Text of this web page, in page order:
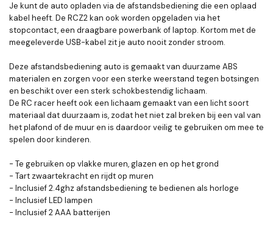
Je kunt de auto opladen via de afstandsbediening die een oplaad
kabel heeft. De RCZ2 kan ook worden opgeladen via het
stopcontact, een draagbare powerbank of laptop. Kortom met de
meegeleverde USB-kabel zit je auto nooit zonder stroom.
Deze afstandsbediening auto is gemaakt van duurzame ABS
materialen en zorgen voor een sterke weerstand tegen botsingen
en beschikt over een sterk schokbestendig lichaam.
De RC racer heeft ook een lichaam gemaakt van een licht soort
materiaal dat duurzaam is, zodat het niet zal breken bij een val van
het plafond of de muur en is daardoor veilig te gebruiken om mee te
spelen door kinderen.
- Te gebruiken op vlakke muren, glazen en op het grond
- Tart zwaartekracht en rijdt op muren
- Inclusief 2.4ghz afstandsbediening te bedienen als horloge
- Inclusief LED lampen
- Inclusief 2 AAA batterijen